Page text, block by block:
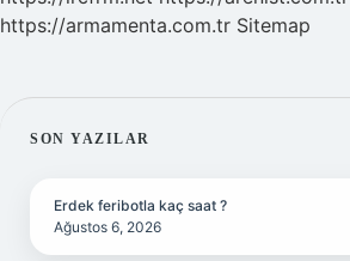
https://armamenta.com.tr Sitemap
SIDEBAR
SON YAZILAR
Erdek feribotla kaç saat ?
Ağustos 6, 2026